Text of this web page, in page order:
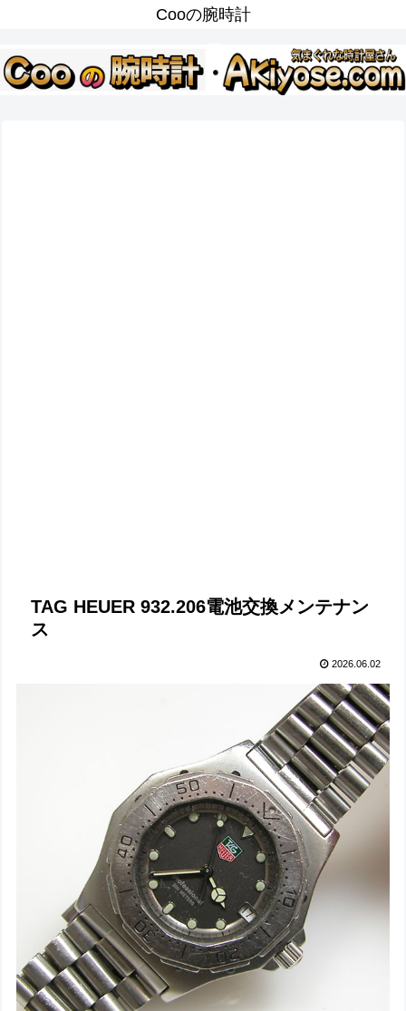
Cooの腕時計
TAG HEUER 932.206電池交換メンテナン
ス
2026.06.02